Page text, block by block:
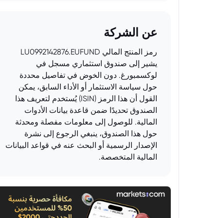
عن الشركة
رمز المنتج المالي LU0992142876.EUFUND
يشير إلى صندوق استثماري مسجل في
لوكسمبورغ. دون الخوض في تفاصيل محددة
حول سياسة الاستثمار أو الأداء السابق، يمكن
القول أن هذا الرمز (ISIN) يُستخدم لتعريف هذا
الصندوق تحديدًا ضمن قاعدة بيانات الأدوات
المالية. للوصول إلى معلومات مفصلة ومحدثة
حول هذا الصندوق، ينبغي الرجوع إلى نشرة
الإصدار الرسمية أو البحث عنه في قواعد البيانات
المالية المتخصصة.